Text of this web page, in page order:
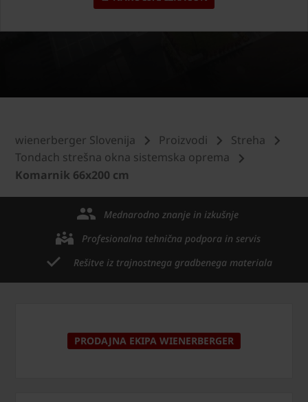
wienerberger Slovenija Proizvodi
Streha
Tondach strešna okna sistemska oprema
Komarnik 66x200 cm
Mednarodno znanje in izkušnje
Profesionalna tehnična podpora in servis
Rešitve iz trajnostnega gradbenega materiala
PRODAJNA EKIPA WIENERBERGER